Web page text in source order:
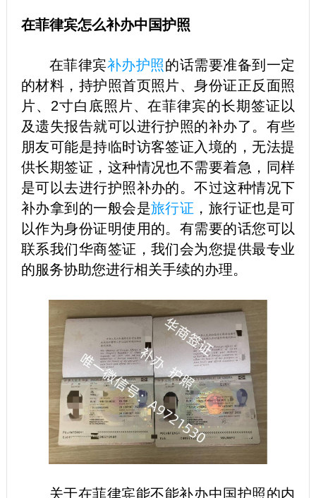
在菲律宾怎么补办中国护照
在菲律宾补办护照的话需要准备到一定
的材料，持护照首页照片、身份证正反面照
片、2寸白底照片、在菲律宾的长期签证以
及遗失报告就可以进行护照的补办了。有些
朋友可能是持临时访客签证入境的，无法提
供长期签证，这种情况也不需要着急，同样
是可以去进行护照补办的。不过这种情况下
补办拿到的一般会是旅行证 ，旅行证也是可
以作为身份证明使用的。有需要的话您可以
联系我们华商签证，我们会为您提供最专业
的服务协助您进行相关手续的办理。
关于在菲律宾能不能补办中国护照的内